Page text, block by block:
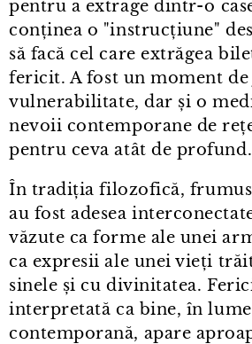
pentru a extrage dintr⁠-⁠o
conținea o "instrucțiune"
să facă cel care extrăgea
fericit. A fost un moment
vulnerabilitate, dar și o
nevoii contemporane de
pentru ceva atât de profund.
În tradiția filozofică,
au fost adesea
văzute ca forme ale unei
ca expresii ale unei vieți
sinele și cu divinitatea.
interpretată ca bine, în
contemporană, apare